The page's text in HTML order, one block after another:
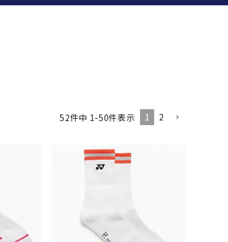
ーズ
・シューズ
ストリングス・ガット（テニス）
グリップテープ
エッジガード
テニスウェア
キャップ・バイザー
ヨガマット
タオル
ング・陸上ソックス
ス・バドミントンソックス
ソックス
ハット
STAG
52件中 1-50件表示 1 2